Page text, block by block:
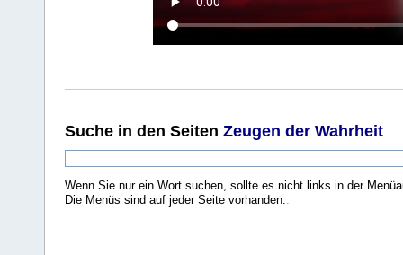
Suche in den Seiten Zeugen der Wahrheit
Wenn Sie nur ein Wort suchen, sollte es nicht links in der
Die Menüs sind auf jeder Seite vorhanden.